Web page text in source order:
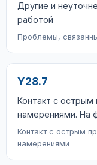
Другие и
работой
Проблемы,
Y28.7
Контакт с
намерениями. На
Контакт с острым
намерениями